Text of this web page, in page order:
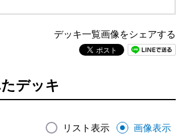
デッキ一覧画像をシェアする
デッキ
リスト表示 画像表示